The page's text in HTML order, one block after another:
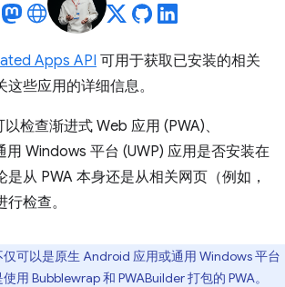
Apps API 可用于获取已安装的相关
些应用的详细信息。
检查渐进式 Web 应用 (PWA)、
Windows 平台 (UWP) 应用是否安装在
是从 PWA 本身还是从相关网页（例如，
检查。
仅可以是原生 Android 应用或通用 Windows 平台
用 Bubblewrap 和 PWABuilder 打包的 PWA。